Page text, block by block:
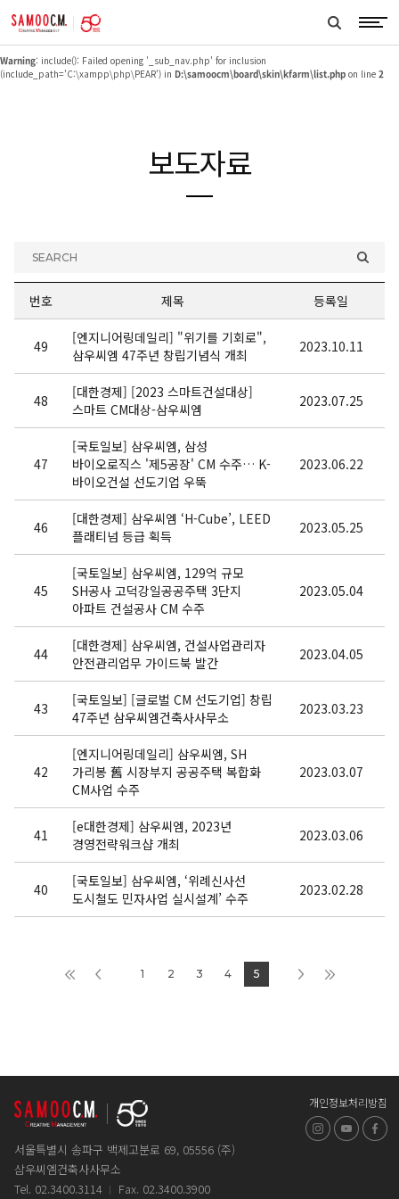
samoocm
search
Warning : include(_sub_nav.php): failed to open stream: No such file or directory in
D:\samoocm\board\skin\kfarm\list.php
Warning: include(): Failed opening '_sub_nav.php' for inclusion
(include_path='C:\xampp\php\PEAR') in D:\samoocm\board\skin\kfarm\list.php on line 2
보도자료
SEARCH
번호 제목 등록일
49
[엔지니어링데일리] "위기를 기회로",
삼우씨엠 47주년 창립기념식 개최
2023.10.11
48
[대한경제] [2023 스마트건설대상]
스마트 CM대상-삼우씨엠
2023.07.25
47
[국토일보] 삼우씨엠, 삼성
바이오로직스 '제5공장' CM 수주… K-
바이오건설 선도기업 우뚝
2023.06.22
46
[대한경제] 삼우씨엠 ‘H-Cube’, LEED
플래티넘 등급 획득
2023.05.25
45
[국토일보] 삼우씨엠, 129억 규모
SH공사 고덕강일공공주택 3단지
아파트 건설공사 CM 수주
2023.05.04
44
[대한경제] 삼우씨엠, 건설사업관리자
안전관리업무 가이드북 발간
2023.04.05
43
[국토일보] [글로벌 CM 선도기업] 창립
47주년 삼우씨엠건축사사무소
2023.03.23
42
[엔지니어링데일리] 삼우씨엠, SH
가리봉 舊 시장부지 공공주택 복합화
CM사업 수주
2023.03.07
41
[e대한경제] 삼우씨엠, 2023년
경영전략워크샵 개최
2023.03.06
40
[국토일보] 삼우씨엠, ‘위례신사선
도시철도 민자사업 실시설계’ 수주
2023.02.28
1 2 3 4 5
서울특별시 송파구 백제고분로 69, 05556 (주)
삼우씨엠건축사사무소
Tel. 02.3400.3114
Fax. 02.3400.3900
개인정보처리방침
인스타그램
유튜브페